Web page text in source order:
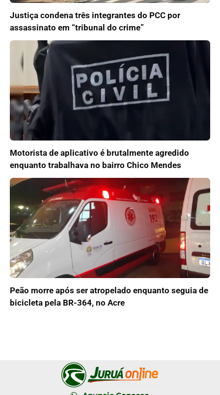
Justiça condena três integrantes do PCC por
assassinato em “tribunal do crime”
Motorista de aplicativo é brutalmente agredido
enquanto trabalhava no bairro Chico Mendes
Peão morre após ser atropelado enquanto seguia de
bicicleta pela BR-364, no Acre